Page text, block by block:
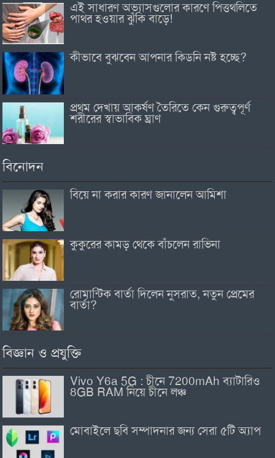
এই সাধারণ অভ্যাসগুলোর কারণে পিত্তথলিতে
পাথর হওয়ার ঝুঁকি বাড়ে!
কীভাবে বুঝবেন আপনার কিডনি নষ্ট হচ্ছে?
প্রথম দেখায় আকর্ষণ তৈরিতে কেন গুরুত্বপূর্ণ
শরীরের স্বাভাবিক ঘ্রাণ
বিনোদন
বিয়ে না করার কারণ জানালেন আমিশা
কুকুরের কামড় থেকে বাঁচলেন রাভিনা
রোমান্টিক বার্তা দিলেন নুসরাত, নতুন প্রেমের
বার্তা?
বিজ্ঞান ও প্রযুক্তি
Vivo Y6a 5G : চীনে 7200mAh ব্যাটারিও
8GB RAM নিয়ে চীনে লঞ্চ
মোবাইলে ছবি সম্পাদনার জন্য সেরা ৫টি অ্যাপ